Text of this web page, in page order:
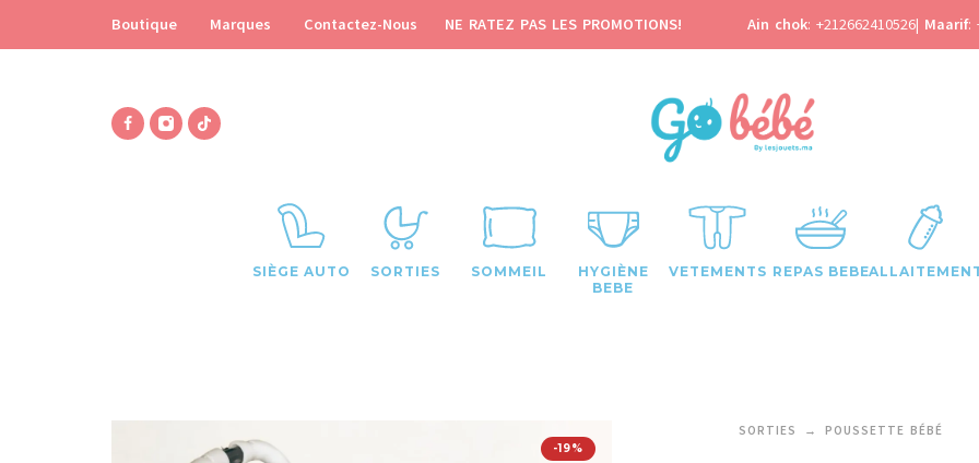
Boutique Marques Contactez-Nous NE RATEZ PAS LES PROMOTIONS! Ain chok: +212662410526| Maarif:
SIÈGE AUTO SORTIES SOMMEIL
HYGIÈNE
BEBE
VETEMENTS REPAS BEBE
-19%
SORTIES POUSSETTE BÉBÉ